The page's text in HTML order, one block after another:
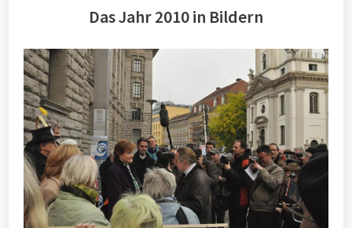
Das Jahr 2010 in Bildern